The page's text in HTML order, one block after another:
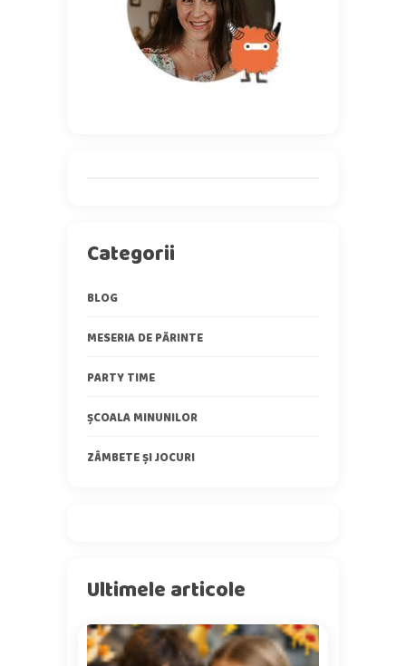
Categorii
BLOG
MESERIA DE PĂRINTE
PARTY TIME
ȘCOALA MINUNILOR
ZÂMBETE ȘI JOCURI
Ultimele articole